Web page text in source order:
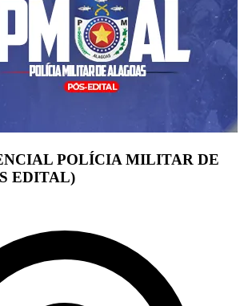
POLÍCIA MILITAR DE
EDITAL)